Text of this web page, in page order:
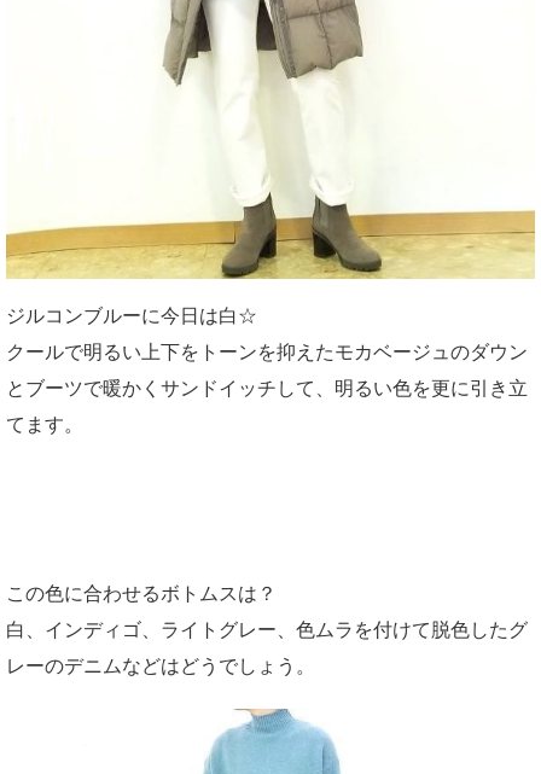
ジルコンブルーに今日は白☆
クールで明るい上下をトーンを抑えたモカベージュのダウン
とブーツで暖かくサンドイッチして、明るい色を更に引き立
てます。
この色に合わせるボトムスは？
白、インディゴ、ライトグレー、色ムラを付けて脱色したグ
レーのデニムなどはどうでしょう。